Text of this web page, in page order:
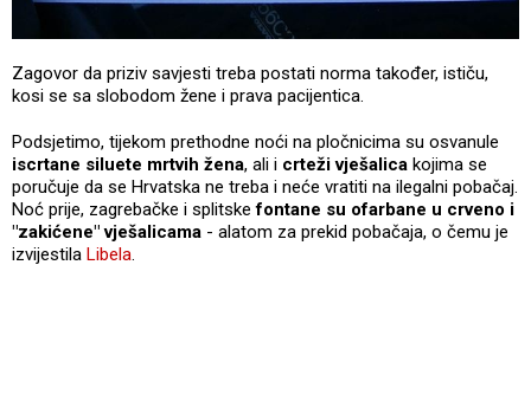
Zagovor da priziv savjesti treba postati norma također, ističu,
kosi se sa slobodom žene i prava pacijentica.
Podsjetimo, tijekom prethodne noći na pločnicima su osvanule
iscrtane siluete mrtvih žena, ali i crteži vješalica kojima se
poručuje da se Hrvatska ne treba i neće vratiti na ilegalni pobačaj.
Noć prije, zagrebačke i splitske fontane su ofarbane u crveno i
"zakićene" vješalicama - alatom za prekid pobačaja, o čemu je
izvijestila Libela.